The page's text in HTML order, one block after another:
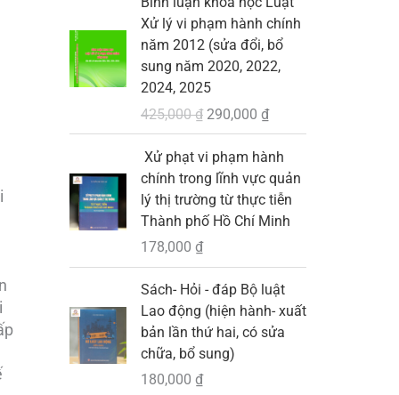
.0
0
0
.
9
0
0
0
₫
à
:
1
3
0
Xử lý vi phạm hành chính
năm 2012 (sửa đổi, bổ
sung năm 2020, 2022,
2024, 2025
425,000₫
á
g
ố
l
:
4
2
5
0
0
0
₫
290,000 ₫
á
h
n
ạ
i
l
à
2
9
0
,
Xử phạt vi phạm hành
chính trong lĩnh vực quản
lý thị trường từ thực tiễn
Thành phố Hồ Chí Minh
178,000 ₫
Sách- Hỏi - đáp Bộ luật
Lao động (hiện hành- xuất
bản lần thứ hai, có sửa
chữa, bổ sung)
180,000 ₫